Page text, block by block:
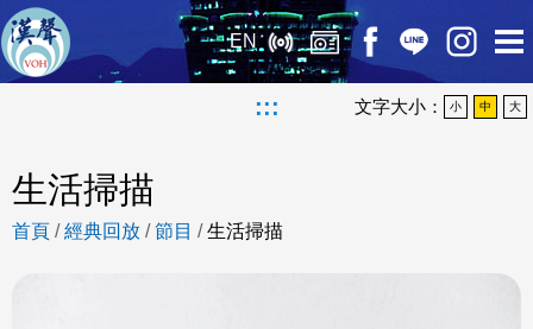
EN
::: 文字大小： 小 中 大
生活掃描
首頁 /經典回放 /節目 /生活掃描